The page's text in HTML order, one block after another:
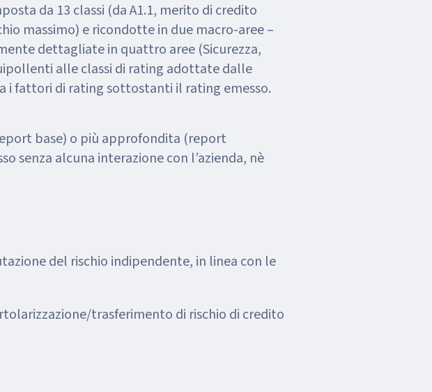
da 13 classi (da A1.1, merito di credito
massimo) e ricondotte in due macro-aree –
dettagliate in quattro aree (Sicurezza,
alle classi di rating adottate dalle
il report esplicita i fattori di rating sottostanti il rating emesso.
base) o più approfondita (report
senza alcuna interazione con l’azienda, nè
del rischio indipendente, in linea con le
trasferimento di rischio di credito